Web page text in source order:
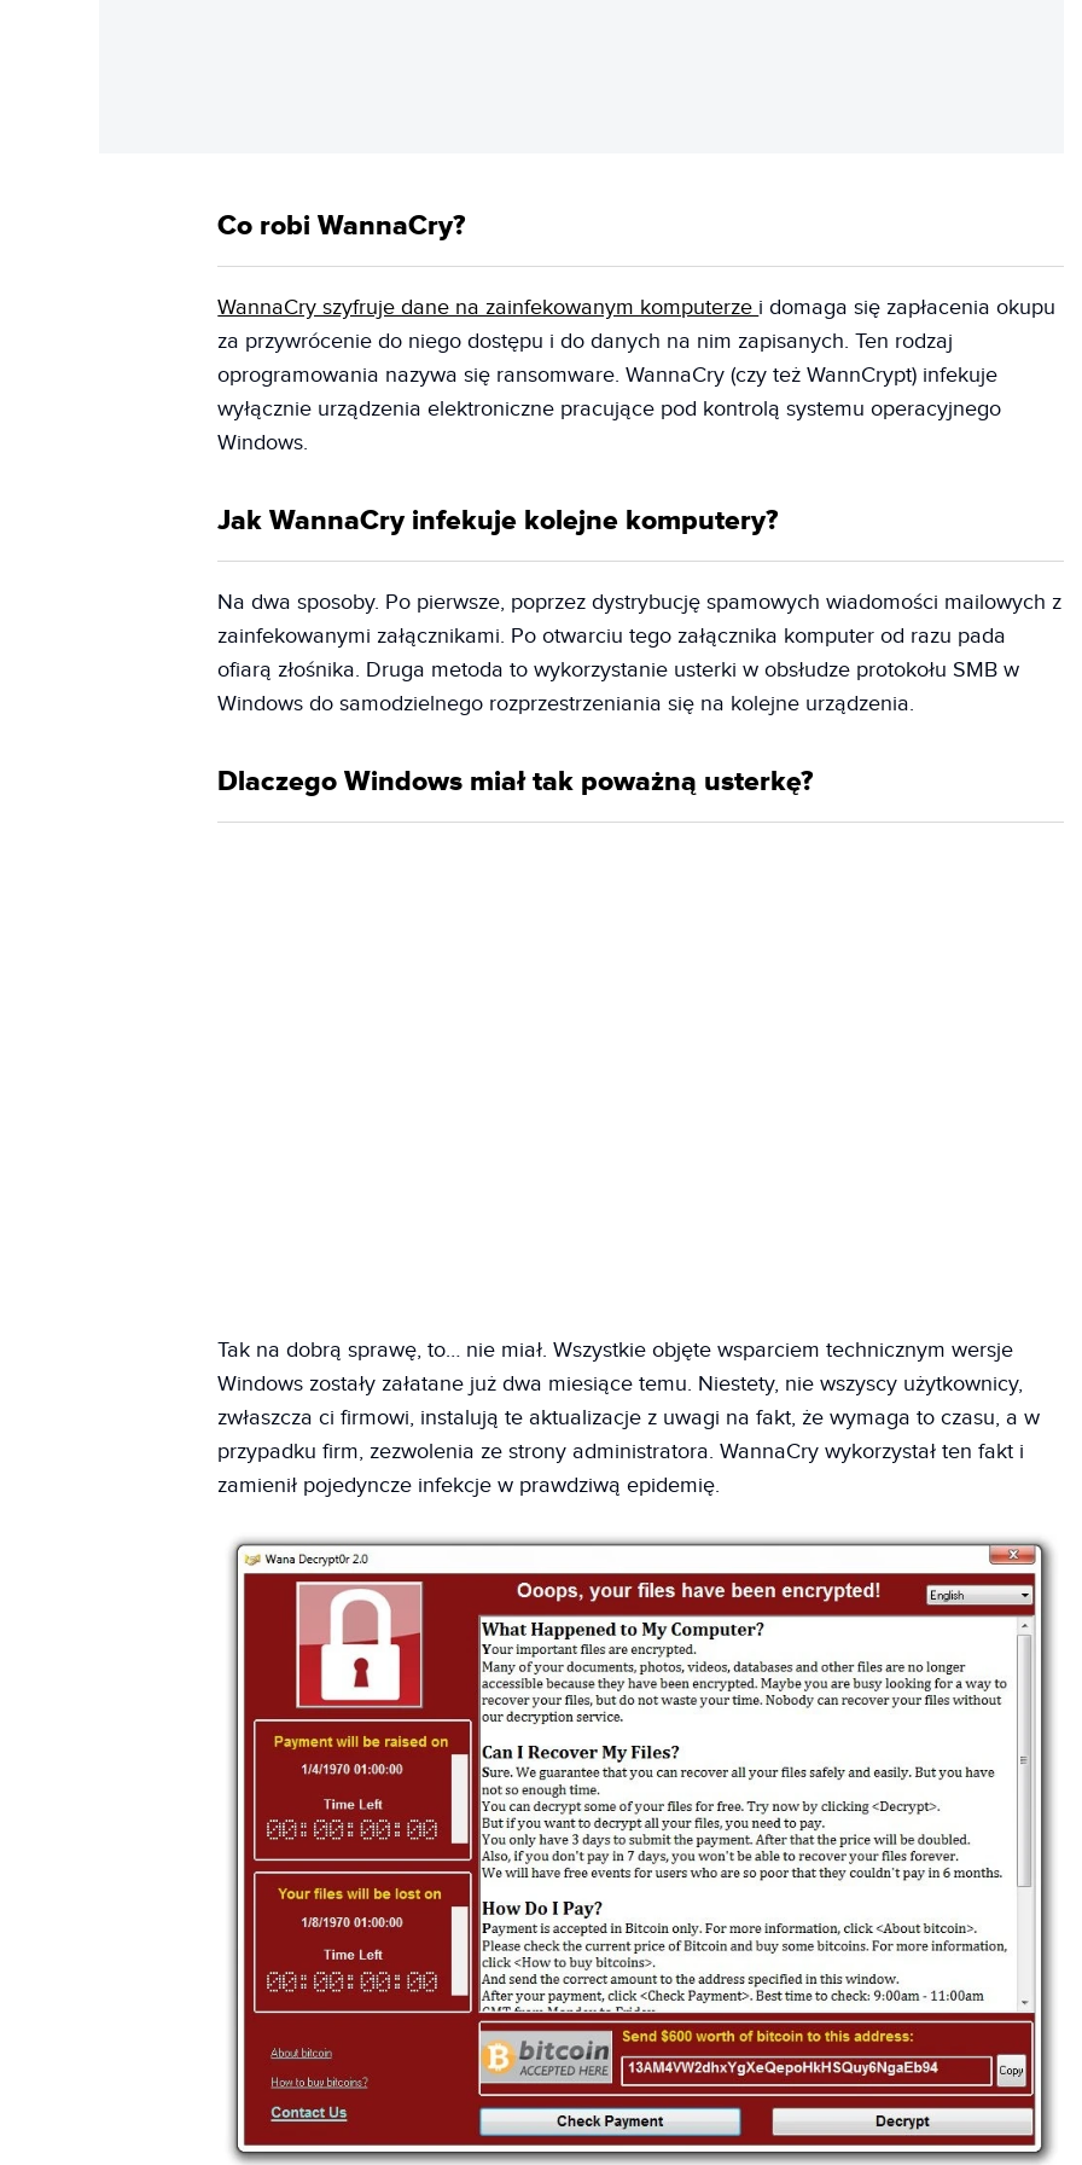
Co robi WannaCry?
WannaCry szyfruje dane na zainfekowanym komputerze i domaga się zapłacenia okupu
za przywrócenie do niego dostępu i do danych na nim zapisanych. Ten rodzaj
oprogramowania nazywa się ransomware. WannaCry (czy też WannCrypt) infekuje
wyłącznie urządzenia elektroniczne pracujące pod kontrolą systemu operacyjnego
Windows.
Jak WannaCry infekuje kolejne komputery?
Na dwa sposoby. Po pierwsze, poprzez dystrybucję spamowych wiadomości mailowych z
zainfekowanymi załącznikami. Po otwarciu tego załącznika komputer od razu pada
ofiarą złośnika. Druga metoda to wykorzystanie usterki w obsłudze protokołu SMB w
Windows do samodzielnego rozprzestrzeniania się na kolejne urządzenia.
Dlaczego Windows miał tak poważną usterkę?
Tak na dobrą sprawę, to… nie miał. Wszystkie objęte wsparciem technicznym wersje
Windows zostały załatane już dwa miesiące temu. Niestety, nie wszyscy użytkownicy,
zwłaszcza ci firmowi, instalują te aktualizacje z uwagi na fakt, że wymaga to czasu, a w
przypadku firm, zezwolenia ze strony administratora. WannaCry wykorzystał ten fakt i
zamienił pojedyncze infekcje w prawdziwą epidemię.